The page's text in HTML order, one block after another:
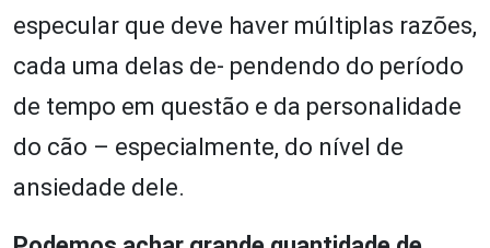
especular que deve haver múltiplas razões,
cada uma delas de- pendendo do período
de tempo em questão e da personalidade
do cão – especialmente, do nível de
ansiedade dele.